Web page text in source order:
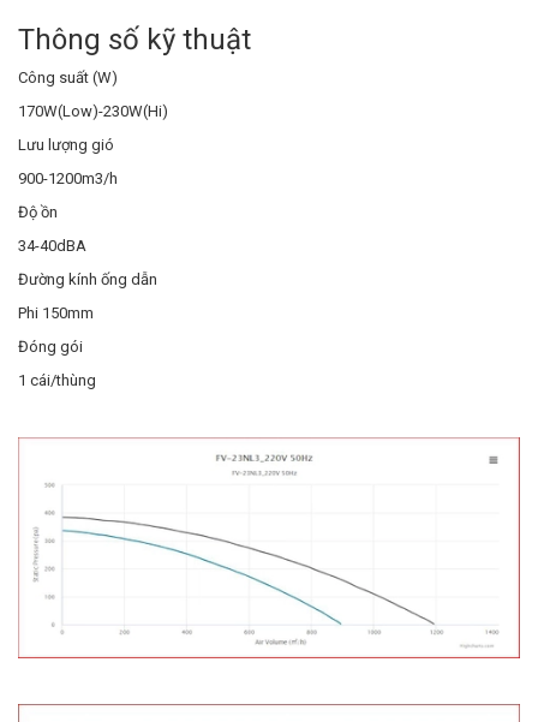
Thông số kỹ thuật
Công suất (W)
170W(Low)-230W(Hi)
Lưu lượng gió
900-1200m3/h
Độ ồn
34-40dBA
Đường kính ống dẫn
Phi 150mm
Đóng gói
1 cái/thùng